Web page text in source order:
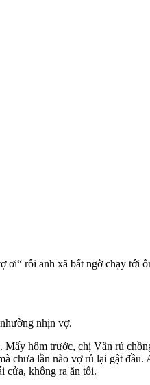
ơi“ rồi anh xã bất ngờ chạy tới
nhịn vợ.
hôm trước, chị Vân rủ
chưa lần nào vợ rủ lại gật
cửa, không ra ăn tối.